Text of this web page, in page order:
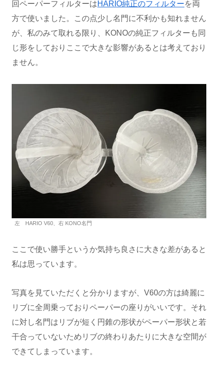
回ペーパーフィルターはHARIO純正のフィルターを両
方で使いました。この点少し名門に不利かも知れません
が、私のみて取れる限り、KONOの純正フィルターも同
じ形をしておりここで大きな影響があるとは考えており
ません。
左 HARIO V60、右 KONO名門
ここで使い勝手というか気持ち良さに大きな差があると
私は思っています。
写真を見ていただくと分かりますが、V60の方は綺麗に
リブに全周乗っておりペーパーの座りがいいです。それ
に対し名門はリブが短く円錐の形状がペーパー形状と若
干合っていないためリブの終わりあたりに大きな空間が
できてしまっています。